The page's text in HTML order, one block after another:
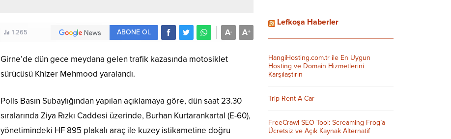
1.265 A+
A-
ABONE OL
Girne’de dün gece meydana gelen trafik kazasında motosiklet
sürücüsü Khizer Mehmood yaralandı.
Polis Basın Subaylığından yapılan açıklamaya göre, dün saat 23.30
sıralarında Ziya Rızkı Caddesi üzerinde, Burhan Kurtarankartal (E-60),
yönetimindeki HF 895 plakalı araç ile kuzey istikametine doğru
Lefkoşa Haberler
HangiHosting.com.tr ile En Uygun
Hosting ve Domain Hizmetlerini
Karşılaştırın
Trip Rent A Car
FreeCrawl SEO Tool: Screaming Frog’a
Ücretsiz ve Açık Kaynak Alternatif